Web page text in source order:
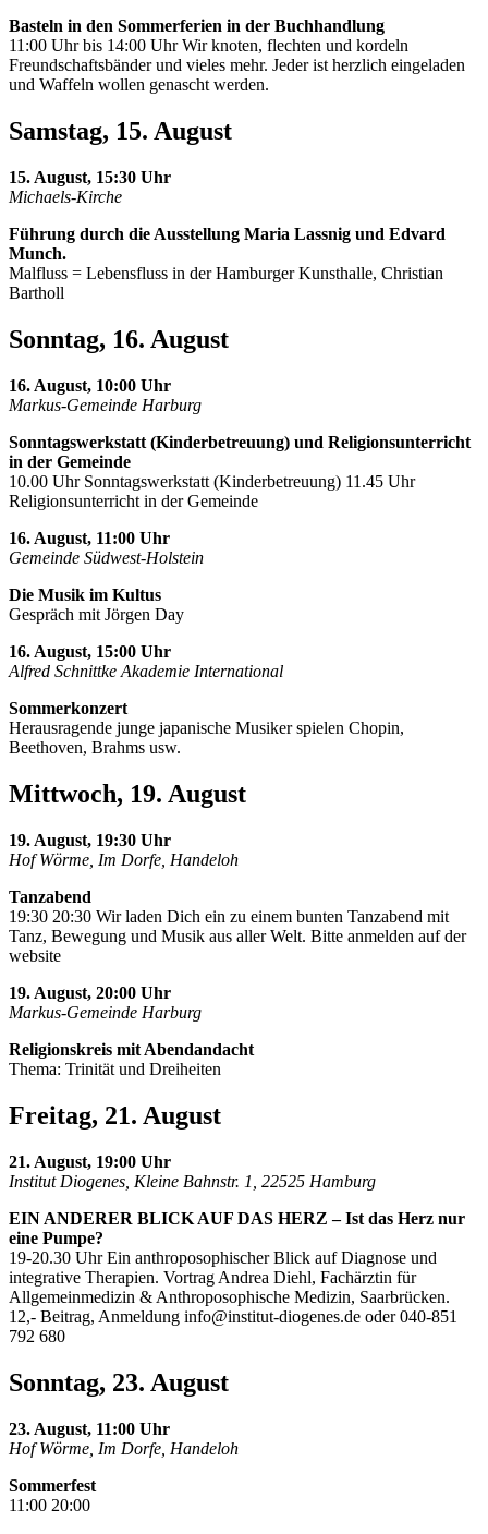
Basteln in den Sommerferien in der Buchhandlung
11:00 Uhr bis 14:00 Uhr Wir knoten, flechten und kordeln
Freundschaftsbänder und vieles mehr. Jeder ist herzlich eingeladen
und Waffeln wollen genascht werden.
Samstag, 15. August
15. August, 15:30 Uhr
Michaels-Kirche
Führung durch die Ausstellung Maria Lassnig und Edvard
Munch.
Malfluss = Lebensfluss in der Hamburger Kunsthalle, Christian
Bartholl
Sonntag, 16. August
16. August, 10:00 Uhr
Markus-Gemeinde Harburg
Sonntagswerkstatt (Kinderbetreuung) und Religionsunterricht
in der Gemeinde
10.00 Uhr Sonntagswerkstatt (Kinderbetreuung) 11.45 Uhr
Religionsunterricht in der Gemeinde
16. August, 11:00 Uhr
Gemeinde Südwest-Holstein
Die Musik im Kultus
Gespräch mit Jörgen Day
16. August, 15:00 Uhr
Alfred Schnittke Akademie International
Sommerkonzert
Herausragende junge japanische Musiker spielen Chopin,
Beethoven, Brahms usw.
Mittwoch, 19. August
19. August, 19:30 Uhr
Hof Wörme, Im Dorfe, Handeloh
Tanzabend
19:30 20:30 Wir laden Dich ein zu einem bunten Tanzabend mit
Tanz, Bewegung und Musik aus aller Welt. Bitte anmelden auf der
website
19. August, 20:00 Uhr
Markus-Gemeinde Harburg
Religionskreis mit Abendandacht
Thema: Trinität und Dreiheiten
Freitag, 21. August
21. August, 19:00 Uhr
Institut Diogenes, Kleine Bahnstr. 1, 22525 Hamburg
EIN ANDERER BLICK AUF DAS HERZ – Ist das Herz nur
eine Pumpe?
19-20.30 Uhr Ein anthroposophischer Blick auf Diagnose und
integrative Therapien. Vortrag Andrea Diehl, Fachärztin für
Allgemeinmedizin & Anthroposophische Medizin, Saarbrücken.
12,- Beitrag, Anmeldung info@institut-diogenes.de oder 040-851
792 680
Sonntag, 23. August
23. August, 11:00 Uhr
Hof Wörme, Im Dorfe, Handeloh
Sommerfest
11:00 20:00